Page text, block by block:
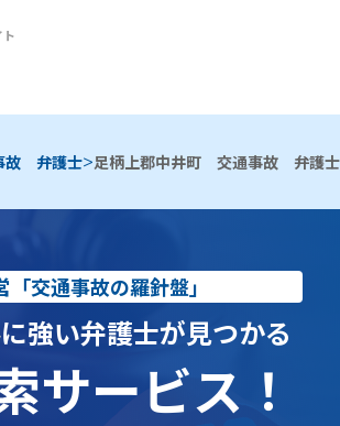
故 弁護士>足柄上郡中井町 交通事故 弁護士
交通事故の羅針盤」
に強い弁護士が見つかる
サービス！